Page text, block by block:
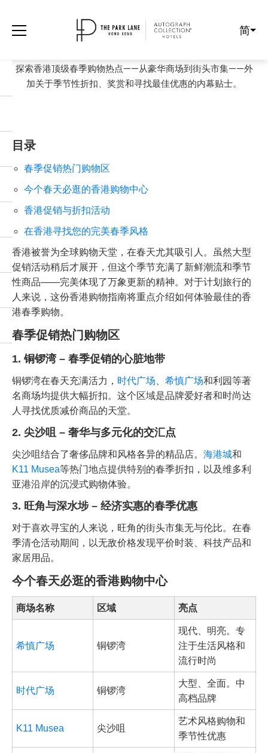
简
春季购物季指南
探索香港顶级春季购物热点——从豪华商场到街头市集——外
加关于季节性折扣、奖赏和寻找最佳优惠的内幕贴士。
目录
春季促销热门购物区
今个春天必逛的香港购物中心
香港促销与折扣活动
在香港寻找您的完美春季风格
香港被誉为全球购物天堂，在春天尤其吸引人。虽然大型
促销活动稍后才展开，但这个季节充满了新鲜潮流和季节
性商品——完美体现了万象更新的精神。对于计划旅行的
人来说，这份香港购物指南将重点介绍如何体验最佳的香
港春季购物。
春季促销热门购物区
1. 铜锣湾 – 春季促销的心脏地带
铜锣湾在春天充满活力， 时代广场 希慎广场和利园等著
名商场均提供大幅折扣。这个区域是品牌爱好者和时尚达
人寻找优质减价商品的天堂。
2. 尖沙咀 – 奢华与多元化的交汇点
尖沙咀结合了奢侈品牌和风格各异的精品店。 海港城和
K11 Musea等热门地点提供特别的春季折扣，以及维多利
亚港沿岸的沉浸式购物体验。
3. 旺角与深水埗 – 经济实惠的春季优惠
对于喜欢寻宝的人来说，旺角的街头市集无与伦比。在春
季清仓活动期间，以无敌价格发现平价时装、科技产品和
家居用品。
今个春天必逛的香港购物中心
商场名称 区域 亮点
希慎广场 铜锣湾
现代、明亮。专
注于生活风格和
流行时尚
时代广场 铜锣湾
大型、全面。中
高档品牌
K11 Musea 尖沙咀
艺术风格购物和
季节性优惠